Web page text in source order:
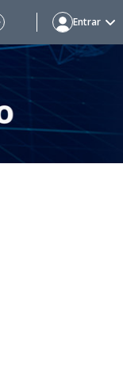
Entrar